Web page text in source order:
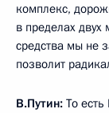
комплекс,
в пределах
средства мы не
позволит
В.Путин: То